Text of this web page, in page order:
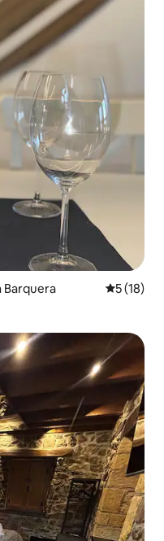
Barquera
5 (18)